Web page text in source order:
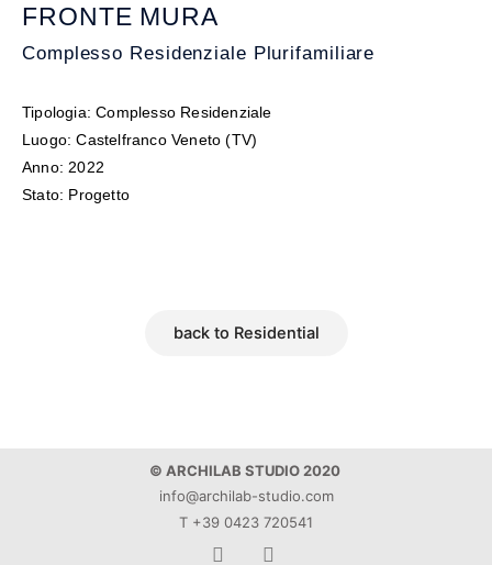
FRONTE MURA
Complesso Residenziale Plurifamiliare
Tipologia: Complesso Residenziale
Luogo: Castelfranco Veneto (TV)
Anno: 2022
Stato: Progetto
back to Residential
© ARCHILAB STUDIO 2020
info@archilab-studio.com
T +39 0423 720541